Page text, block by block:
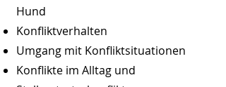
Hund
Konfliktverhalten
Umgang mit Konfliktsituationen
Konflikte im Alltag und